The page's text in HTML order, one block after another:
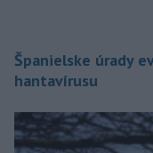
Španielske úrady
hantavírusu